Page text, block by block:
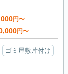
円〜
円〜
ゴミ屋敷片付け